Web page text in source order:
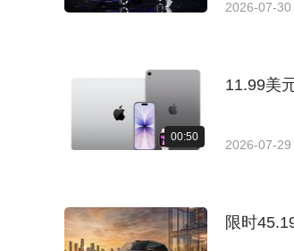
2026-07-30
00:50
11.99美
2026-07-29
限时